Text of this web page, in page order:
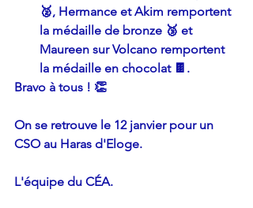
🥈, Hermance et Akim remportent
la médaille de bronze 🥉 et
Maureen sur Volcano remportent
la médaille en chocolat 🍫.
Bravo à tous ! 👏
On se retrouve le 12 janvier pour un
CSO au Haras d'Eloge.
L'équipe du CÉA.